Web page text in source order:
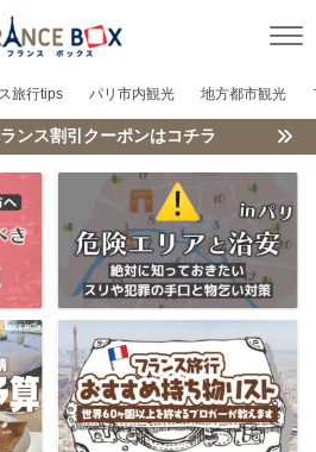
旅行tips パリ市内観光 地方都市観光
ンス割引クーポンはコチラ